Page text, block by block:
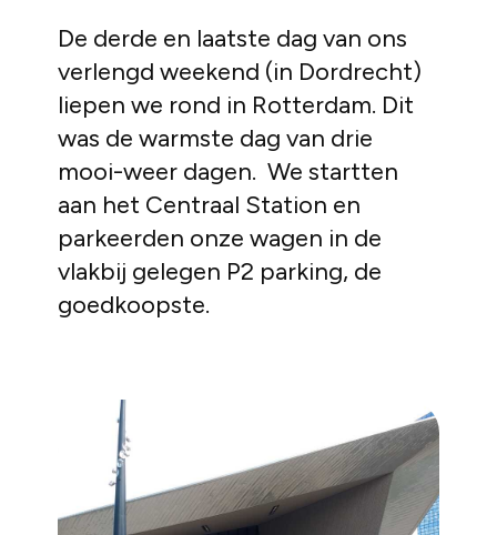
De derde en laatste dag van ons
verlengd weekend (in Dordrecht)
liepen we rond in Rotterdam. Dit
was de warmste dag van drie
mooi-weer dagen. We startten
aan het Centraal Station en
parkeerden onze wagen in de
vlakbij gelegen P2 parking, de
goedkoopste.